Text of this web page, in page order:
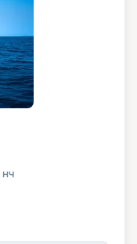
нч